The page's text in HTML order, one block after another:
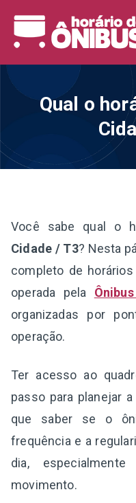
para
Qual o
Você sabe qual o
Cidade / T3? Nesta
completo de
operada pela
organizadas por
operação.
Ter acesso ao
passo para planejar
que saber se o
frequência e a
dia,
movimento.